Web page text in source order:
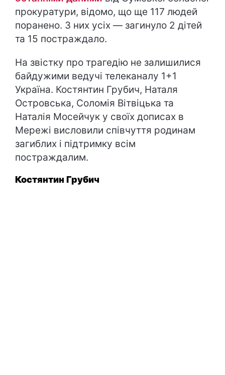
прокуратури, відомо, що ще 117 людей
поранено. З них усіх — загинуло 2 дітей
та 15 постраждало.
На звістку про трагедію не залишилися
байдужими ведучі телеканалу 1+1
Україна. Костянтин Грубич, Наталя
Островська, Соломія Вітвіцька та
Наталія Мосейчук у своїх дописах в
Мережі висловили співчуття родинам
загиблих і підтримку всім
постраждалим.
Костянтин Грубич